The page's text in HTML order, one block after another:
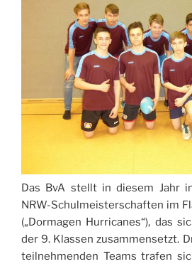
Das BvA stellt in diesem Jahr
NRW-Schulmeisterschaften im
(„Dormagen Hurricanes“), das
der 9. Klassen zusammensetzt.
teilnehmenden Teams trafen